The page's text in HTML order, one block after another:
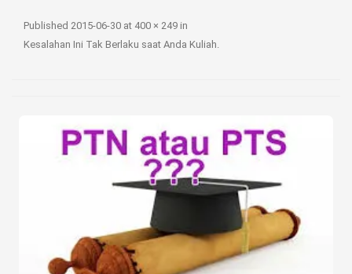
Bisnis
Life Style
Video
Published 2015-06-30 at 400 × 249 in
Kesalahan Ini Tak Berlaku saat Anda Kuliah